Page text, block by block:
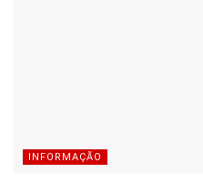
INFORMAÇÃO